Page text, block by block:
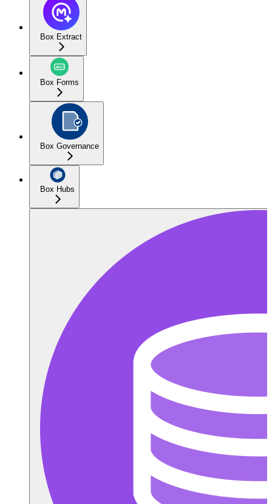
Box Extract
Box Forms
Box Governance
Box Hubs